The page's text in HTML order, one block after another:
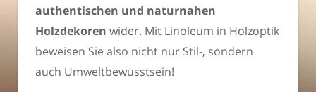
authentischen und naturnahen
Holzdekoren wider. Mit Linoleum in Holzoptik
beweisen Sie also nicht nur Stil-, sondern
auch Umweltbewusstsein!